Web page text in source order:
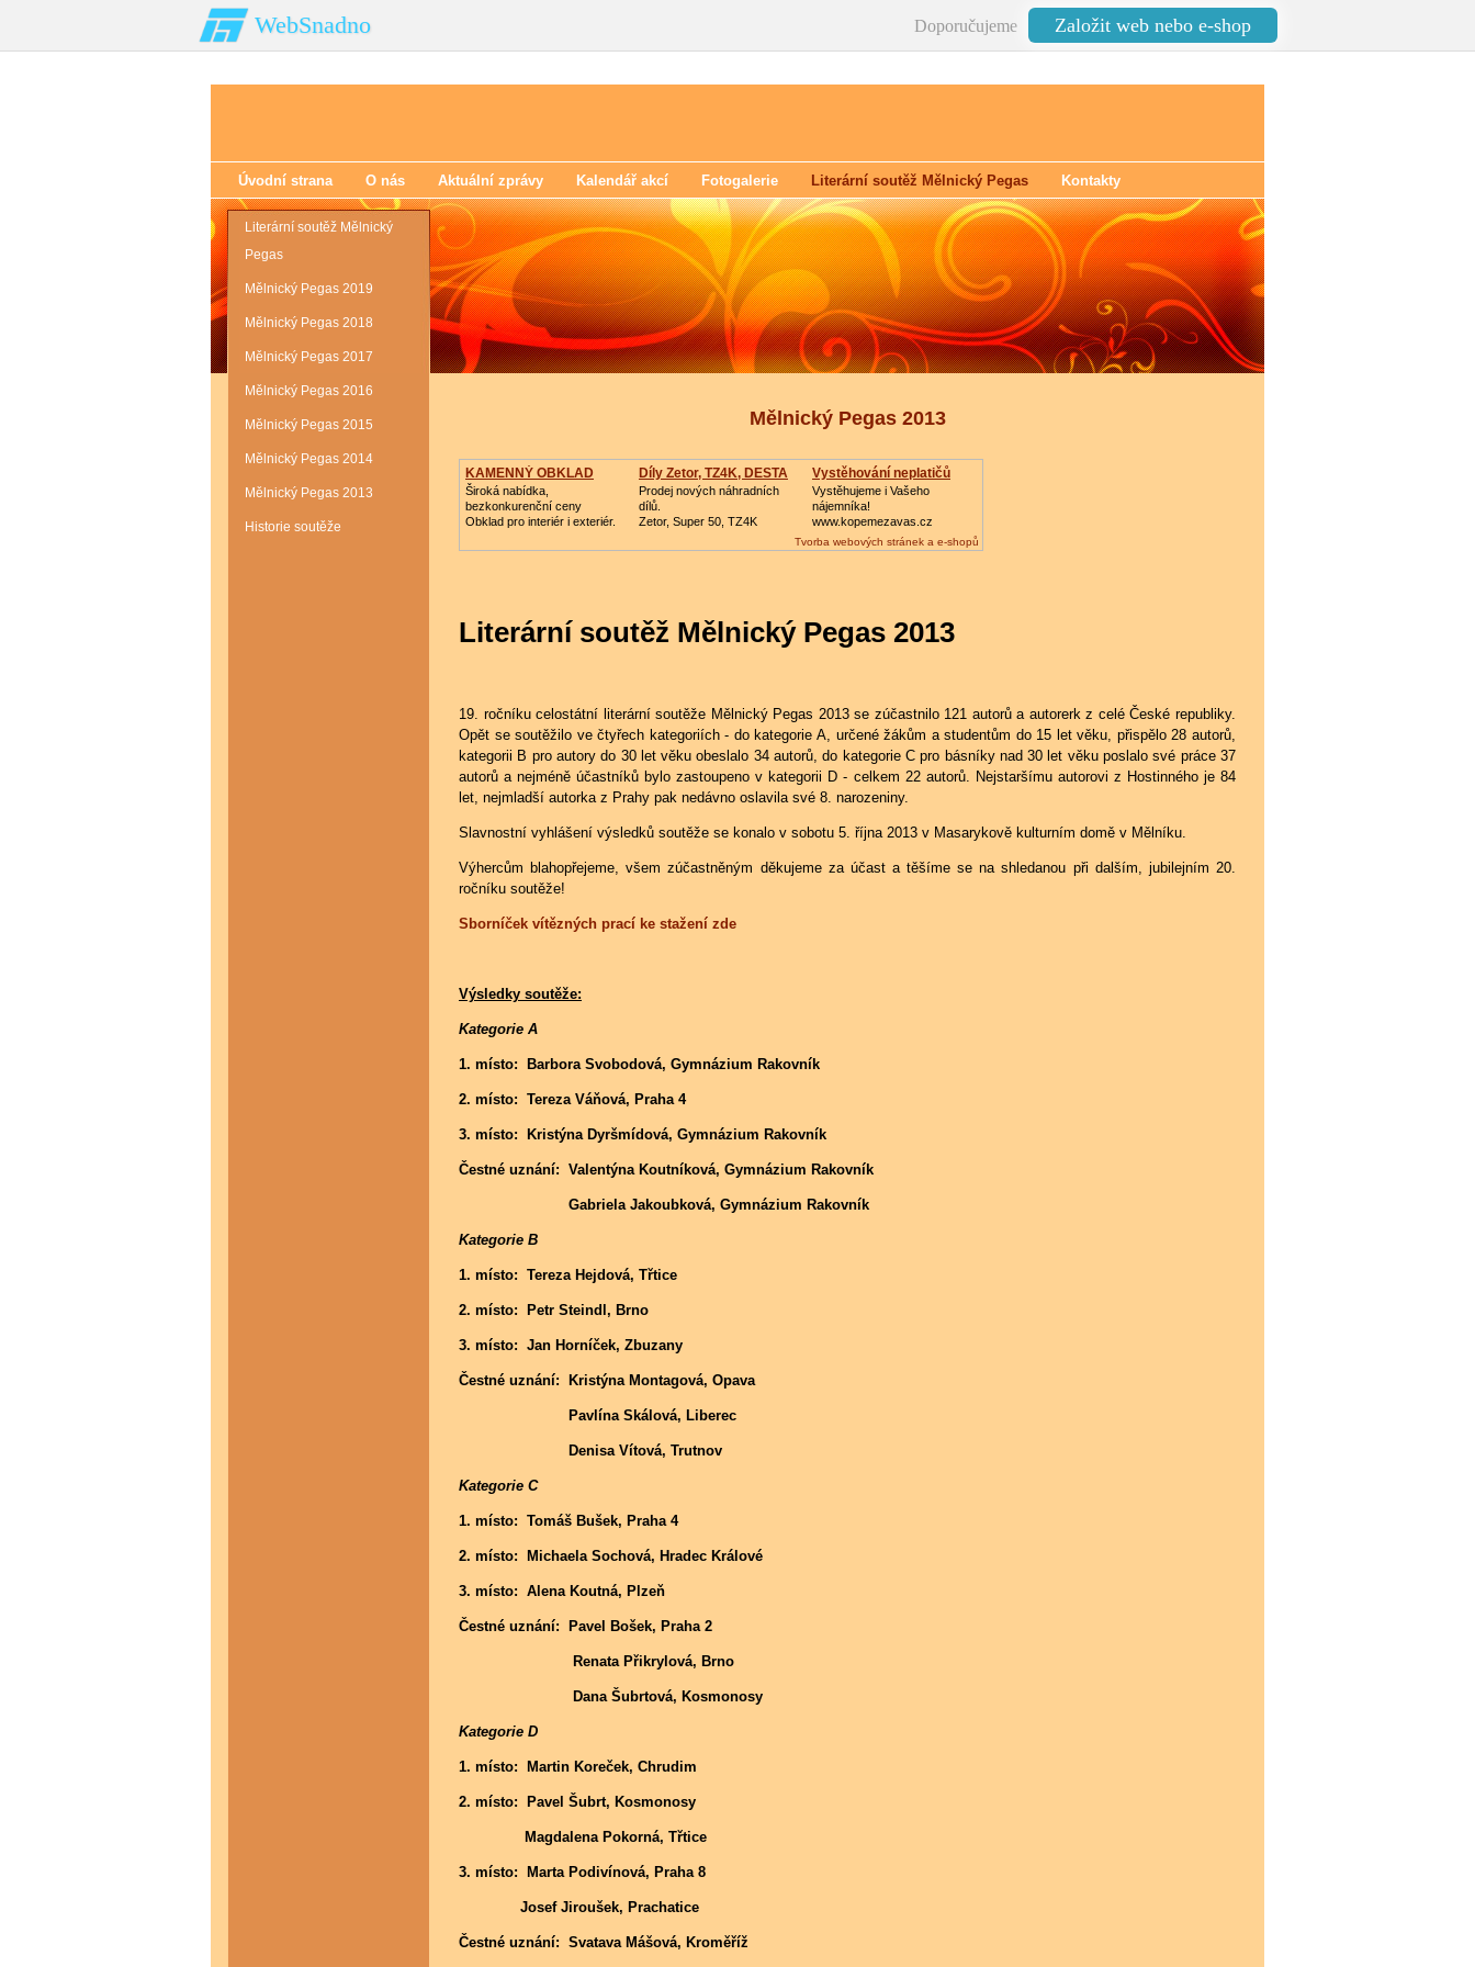
WebSnadno Doporučujeme Založit web nebo e-shop
Úvodní strana O nás Aktuální zprávy Kalendář akcí Fotogalerie Literární soutěž Mělnický Pegas Kontakty
Literární soutěž Mělnický
Pegas
Mělnický Pegas 2019
Mělnický Pegas 2018
Mělnický Pegas 2017
Mělnický Pegas 2016
Mělnický Pegas 2015
Mělnický Pegas 2014
Mělnický Pegas 2013
Historie soutěže
Mělnický Pegas 2013
KAMENNÝ OBKLAD
Široká nabídka,
bezkonkurenční ceny
Obklad pro interiér i exteriér.
Díly Zetor, TZ4K, DESTA
Prodej nových náhradních
dílů.
Zetor, Super 50, TZ4K
Vystěhování neplatičů
Vystěhujeme i Vašeho
nájemníka!
www.kopemezavas.cz
Tvorba webových stránek a e-shopů
Literární soutěž Mělnický Pegas 2013
19. ročníku celostátní literární soutěže Mělnický Pegas 2013 se zúčastnilo 121 autorů a autorerk z celé České republiky.
Opět se soutěžilo ve čtyřech kategoriích - do kategorie A, určené žákům a studentům do 15 let věku, přispělo 28 autorů,
kategorii B pro autory do 30 let věku obeslalo 34 autorů, do kategorie C pro básníky nad 30 let věku poslalo své práce 37
autorů a nejméně účastníků bylo zastoupeno v kategorii D - celkem 22 autorů. Nejstaršímu autorovi z Hostinného je 84
let, nejmladší autorka z Prahy pak nedávno oslavila své 8. narozeniny.
Slavnostní vyhlášení výsledků soutěže se konalo v sobotu 5. října 2013 v Masarykově kulturním domě v Mělníku.
Výhercům blahopřejeme, všem zúčastněným děkujeme za účast a těšíme se na shledanou při dalším, jubilejním 20.
ročníku soutěže!
Sborníček vítězných prací ke stažení zde
Výsledky soutěže:
Kategorie A
1. místo: Barbora Svobodová, Gymnázium Rakovník
2. místo: Tereza Váňová, Praha 4
3. místo: Kristýna Dyršmídová, Gymnázium Rakovník
Čestné uznání: Valentýna Koutníková, Gymnázium Rakovník
Gabriela Jakoubková, Gymnázium Rakovník
Kategorie B
1. místo: Tereza Hejdová, Třtice
2. místo: Petr Steindl, Brno
3. místo: Jan Horníček, Zbuzany
Čestné uznání: Kristýna Montagová, Opava
Pavlína Skálová, Liberec
Denisa Vítová, Trutnov
Kategorie C
1. místo: Tomáš Bušek, Praha 4
2. místo: Michaela Sochová, Hradec Králové
3. místo: Alena Koutná, Plzeň
Čestné uznání: Pavel Bošek, Praha 2
Renata Přikrylová, Brno
Dana Šubrtová, Kosmonosy
Kategorie D
1. místo: Martin Koreček, Chrudim
2. místo: Pavel Šubrt, Kosmonosy
Magdalena Pokorná, Třtice
3. místo: Marta Podivínová, Praha 8
Josef Jiroušek, Prachatice
Čestné uznání: Svatava Mášová, Kroměříž